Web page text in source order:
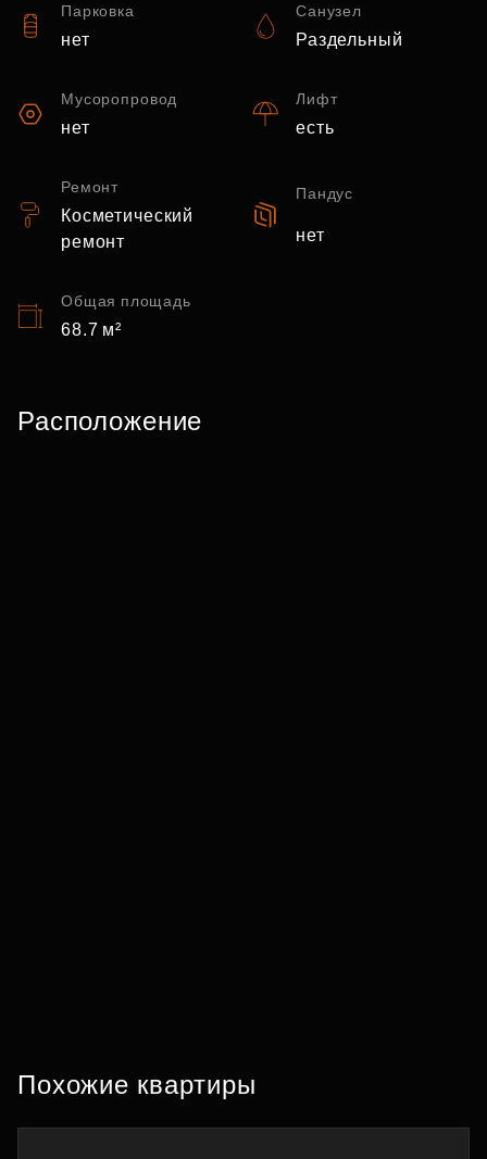
Парковка
нет
Санузел
Раздельный
Мусоропровод
нет
Лифт
есть
Ремонт
Косметический
ремонт
Пандус
нет
Общая площадь
68.7 м²
Расположение
Похожие квартиры